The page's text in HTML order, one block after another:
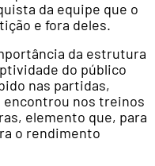
da equipe que o
e fora deles.
da estrutura
do público
nas partidas,
encontrou nos treinos
elemento que, para
o rendimento